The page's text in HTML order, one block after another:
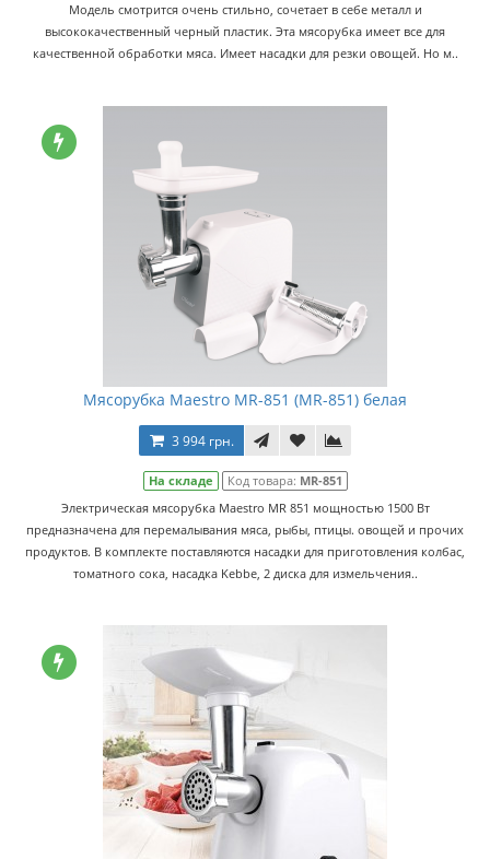
Модель смотрится очень стильно, сочетает в себе металл и
высококачественный черный пластик. Эта мясорубка имеет все для
качественной обработки мяса. Имеет насадки для резки овощей. Но м..
Мясорубка Maestro MR-851 (MR-851) белая
3 994 грн.
На складе Код товара: MR-851
Электрическая мясорубка Maestro MR 851 мощностью 1500 Вт
предназначена для перемалывания мяса, рыбы, птицы. овощей и прочих
продуктов. В комплекте поставляются насадки для приготовления колбас,
томатного сока, насадка Kebbe, 2 диска для измельчения..